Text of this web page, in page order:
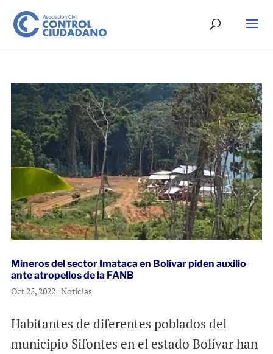
Mineros del sector Imataca en Bolívar piden auxilio
ante atropellos de la FANB
Oct 25, 2022| Noticias
Habitantes de diferentes poblados del
municipio Sifontes en el estado Bolívar han